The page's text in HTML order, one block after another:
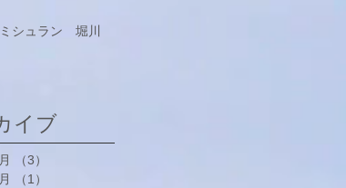
ミシュラン 堀川
イブ
（3）
（1）